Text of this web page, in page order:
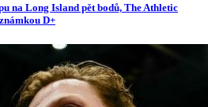
na Long Island pět bodů, The Athletic
D+